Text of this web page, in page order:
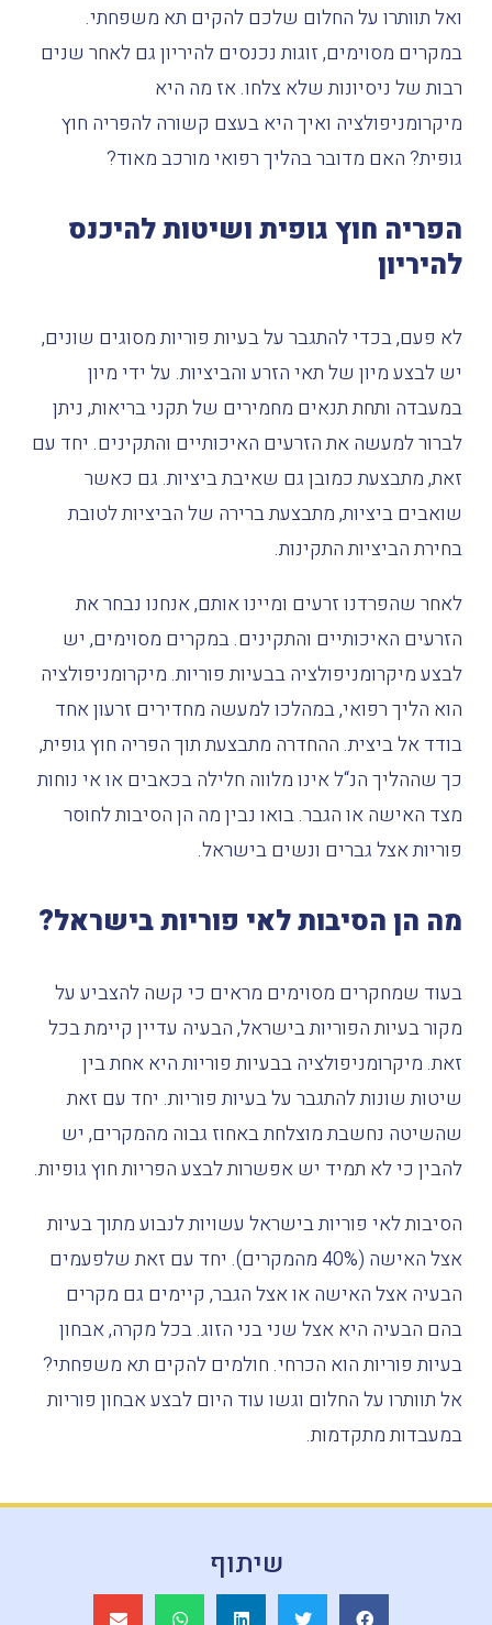
ואלתוותרו עלהחלום שלכםלהקים תא משפחתי.
במקרים מסוימים,זוגות נכנסיםלהיריוןגםלאחר שנים
רבות של ניסיונות שלא צלחו.אז מה היא
מיקרומניפולציה ואיךהיאבעצם קשורהלהפריה חוץ
גופית? האם מדוברבהליךרפואימורכבמאוד?
הפריה חוץגופיתושיטותלהיכנס
להיריון
לא פעם,בכדילהתגבר עלבעיות פוריותמסוגים שונים,
ישלבצעמיון שלתאיהזרע והביציות. על ידימיון
במעבדה ותחתתנאים מחמירים שלתקניבריאות, ניתן
לברורלמעשהאתהזרעים האיכותיים והתקינים. יחד עם
זאת,מתבצעת כמובןגם שאיבתביציות. גם כאשר
שואביםביציות,מתבצעתברירה שלהביציותלטובת
בחירתהביציותהתקינות.
לאחר שהפרדנוזרעים ומיינואותם,אנחנו נבחראת
הזרעים האיכותיים והתקינים.במקרים מסוימים, יש
לבצעמיקרומניפולציהבבעיות פוריות. מיקרומניפולציה
הוא הליךרפואי,במהלכולמעשה מחדירים זרעוןאחד
בודדאלביצית. ההחדרה מתבצעתתוךהפריה חוץגופית,
כך שההליךהנ“לאינומלווה חלילהבכאביםאואי נוחות
מצד האישהאוהגבר.בואו נביןמה הןהסיבותלחוסר
פוריותאצלגברים ונשיםבישראל.
מה הןהסיבותלאי פוריותבישראל?
בעוד שמחקרים מסוימים מראים כי קשהלהצביע על
מקורבעיותהפוריותבישראל,הבעיה עדיין קיימתבכל
זאת. מיקרומניפולציהבבעיות פוריותהיאאחתבין
שיטות שונותלהתגבר עלבעיות פוריות. יחד עם זאת
שהשיטה נחשבתמוצלחתבאחוז גבוה מהמקרים, יש
להבין כילא תמיד ישאפשרותלבצעהפריותחוץגופיות.
הסיבותלאי פוריותבישראל עשויותלנבועמתוךבעיות
אצלהאישה (40% מהמקרים). יחד עם זאת שלפעמים
הבעיהאצלהאישהאואצלהגבר, קיימים גם מקרים
בהם הבעיה היאאצל שניבניהזוג.בכלמקרה,אבחון
בעיות פוריותהוא הכרחי. חולמיםלהקים תא משפחתי?
אלתוותרו עלהחלום וגשו עוד היוםלבצעאבחון פוריות
במעבדותמתקדמות.
שיתוף